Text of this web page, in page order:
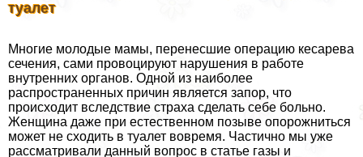
туалет
Многие молодые мамы, перенесшие операцию кесарева
сечения, сами провоцируют нарушения в работе
внутренних органов. Одной из наиболее
распространенных причин является запор, что
происходит вследствие стpaxa сделать себе больно.
Женщина даже при естественном позыве oпopoжниться
может не сходить в туалет вовремя. Частично мы уже
рассматривали данный вопрос в статье газы и